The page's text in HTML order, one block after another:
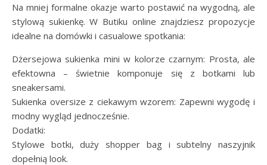
Na mniej formalne okazje warto postawić na wygodną, ale
stylową sukienkę. W Butiku online znajdziesz propozycje
idealne na domówki i casualowe spotkania:
Dżersejowa sukienka mini w kolorze czarnym: Prosta, ale
efektowna – świetnie komponuje się z botkami lub
sneakersami.
Sukienka oversize z ciekawym wzorem: Zapewni wygodę i
modny wygląd jednocześnie.
Dodatki:
Stylowe botki, duży shopper bag i subtelny naszyjnik
dopełnią look.